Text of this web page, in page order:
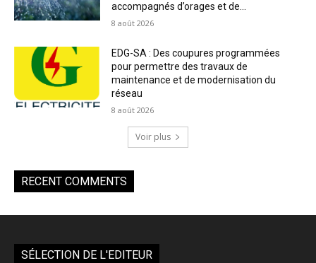
accompagnés d’orages et de...
8 août 2026
EDG-SA : Des coupures programmées
pour permettre des travaux de
maintenance et de modernisation du
réseau
8 août 2026
Voir plus
RECENT COMMENTS
SÉLECTION DE L'EDITEUR